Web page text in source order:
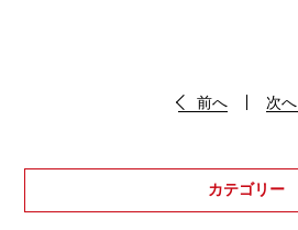
前へ 次へ
カテゴリー